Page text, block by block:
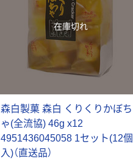
在庫切れ
森白製菓 森白 くりくりかぼち
ゃ(全流協) 46g x12
4951436045058 1セット(12個
入)（直送品）